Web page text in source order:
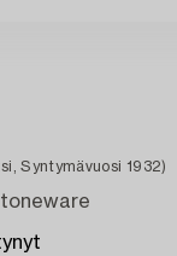
Syntymävuosi 1932)